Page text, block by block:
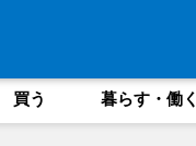
買う 暮らす・働く